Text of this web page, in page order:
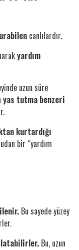
canlılardır.
yardım
uzun süre
yas tutma benzeri
kurtardığı
bir “yardım
Bu sayede yüzey
Bu, uzun